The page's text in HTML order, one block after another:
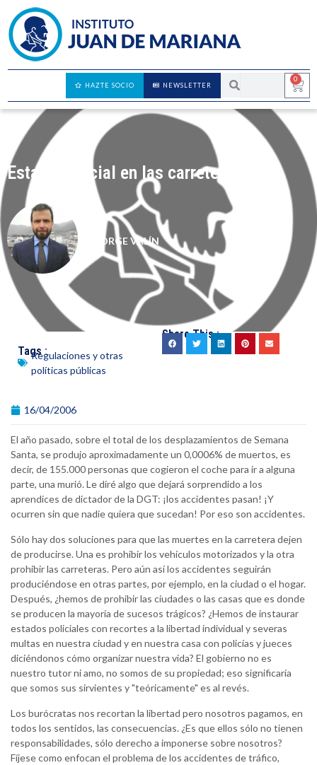
0
NEWSLETTER
HAZTE SOCIO
Estado policial en las carreteras
JORGE VALÍN
Tags :
Regulaciones y otras
políticas públicas
Share This :
16/04/2006
El año pasado, sobre el total de los desplazamientos de Semana
Santa, se produjo aproximadamente un 0,0006% de muertos, es
decir, de 155.000 personas que cogieron el coche para ir a alguna
parte, una murió. Le diré algo que dejará sorprendido a los
aprendices de dictador de la DGT: ¡los accidentes pasan! ¡Y
ocurren sin que nadie quiera que sucedan! Por eso son accidentes.
Sólo hay dos soluciones para que las muertes en la carretera dejen
de producirse. Una es prohibir los vehículos motorizados y la otra
prohibir las carreteras. Pero aún así los accidentes seguirán
produciéndose en otras partes, por ejemplo, en la ciudad o el hogar.
Después, ¿hemos de prohibir las ciudades o las casas que es donde
se producen la mayoría de sucesos trágicos? ¿Hemos de instaurar
estados policiales con recortes a la libertad individual y severas
multas en nuestra ciudad y en nuestra casa con policías y jueces
diciéndonos cómo organizar nuestra vida? El gobierno no es
nuestro tutor ni amo, no somos de su propiedad; eso significaría
que somos sus sirvientes y "teóricamente" es al revés.
Los burócratas nos recortan la libertad pero nosotros pagamos, en
todos los sentidos, las consecuencias. ¿Es que ellos sólo no tienen
responsabilidades, sólo derecho a imponerse sobre nosotros?
Fíjese como enfocan el problema de los accidentes de tráfico,